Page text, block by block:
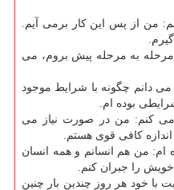
من از پس این كار برمی آیم.
به مرحله پیش بروم، می
دانم چگونه با شرایط موجود
بوده ام.
كنم: من در صورت نیاز می
كافی قوی هستم.
ام: من هم انسانم و همه انسان
خویش را جبران كنم.
با خود هر روز چندین بار چنین